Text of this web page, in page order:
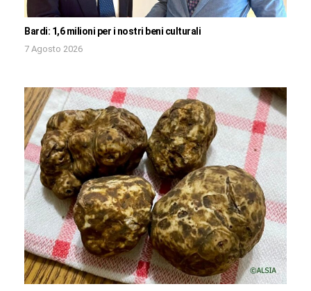
Bardi: 1,6 milioni per i nostri beni culturali
7 Agosto 2026